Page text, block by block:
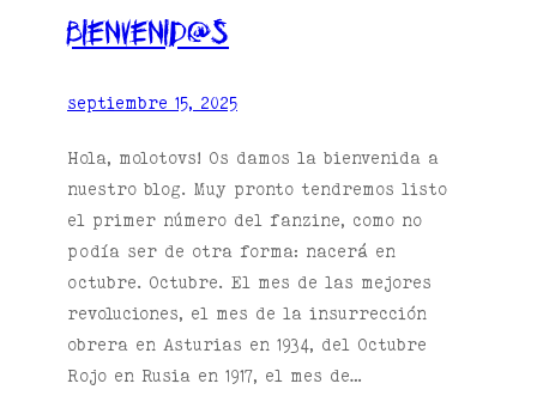
Bienvenid@s
septiembre 15, 2025
Hola, molotovs! Os damos la bienvenida a
nuestro blog. Muy pronto tendremos listo
el primer número del fanzine, como no
podía ser de otra forma: nacerá en
octubre. Octubre. El mes de las mejores
revoluciones, el mes de la insurrección
obrera en Asturias en 1934, del Octubre
Rojo en Rusia en 1917, el mes de…